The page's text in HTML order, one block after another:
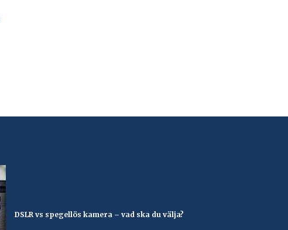
DSLR vs spegellös kamera – vad ska du välja?